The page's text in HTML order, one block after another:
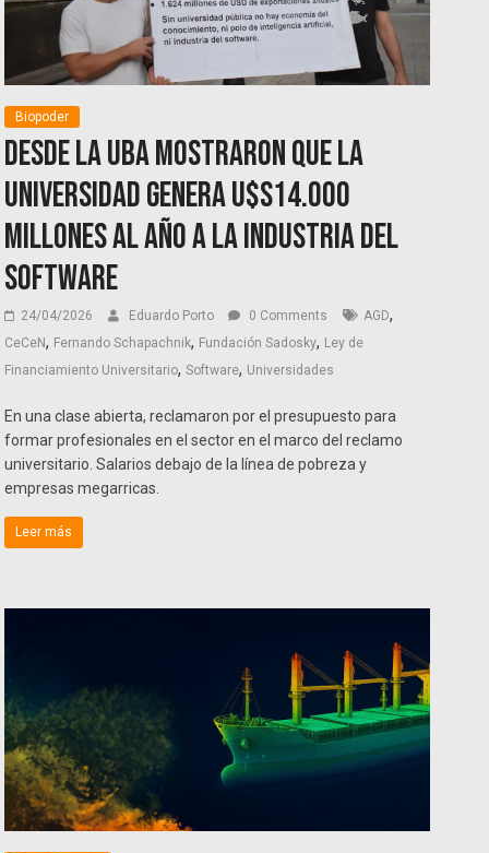
Biopoder
Desde la UBA mostraron que la
universidad genera u$s14.000
millones al año a la industria del
Software
24/04/2026 Eduardo Porto 0 Comments AGD,
CeCeN, Fernando Schapachnik, Fundación Sadosky, Ley de
Financiamiento Universitario,Software, Universidades
En una clase abierta, reclamaron por el presupuesto para
formar profesionales en el sector en el marco del reclamo
universitario. Salarios debajo de la línea de pobreza y
empresas megarricas.
Leer más